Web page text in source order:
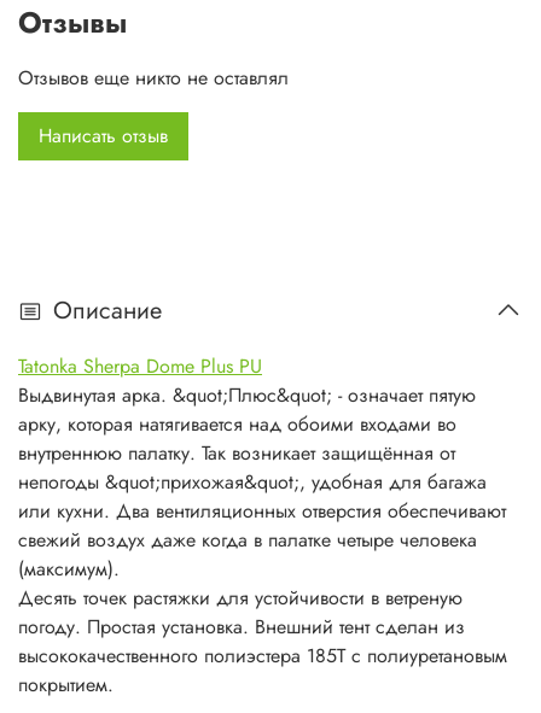
Вес:
Размеры палатки:
Размеры в
упаковке:
55х39х13 см
Стойки:
палатка:
Пол:
Отзывы
Отзывов еще никто не оставлял
Написать отзыв
Описание
Tatonka Sherpa Dome Plus PU
Выдвинутая арка. &quot;Плюс&quot; - означает пятую
арку, которая натягивается над обоими входами во
внутреннюю палатку. Так возникает защищённая от
непогоды &quot;прихожая&quot;, удобная для багажа
или кухни. Два вентиляционных отверстия обеспечивают
свежий воздух даже когда в палатке четыре человека
(максимум).
Десять точек растяжки для устойчивости в ветреную
погоду. Простая установка. Внешний тент сделан из
высококачественного полиэстера 185Т с полиуретановым
покрытием.